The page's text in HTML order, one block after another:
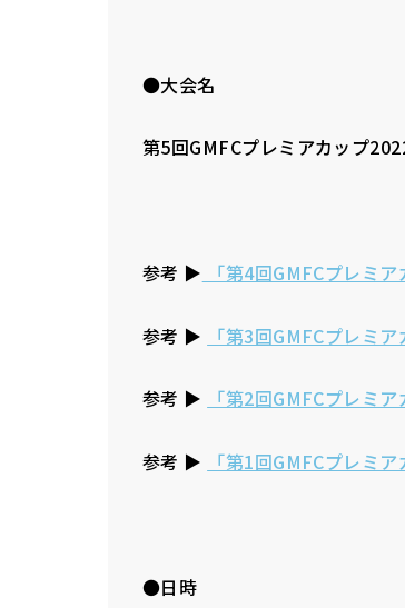
●大会名
第5回GMFCプレミアカップ
参考 ▶︎ 「第4回GMFCプレミ
参考 ▶︎ 「第3回GMFCプレミ
参考 ▶︎ 「第2回GMFCプレミ
参考 ▶︎ 「第1回GMFCプレミ
●日時